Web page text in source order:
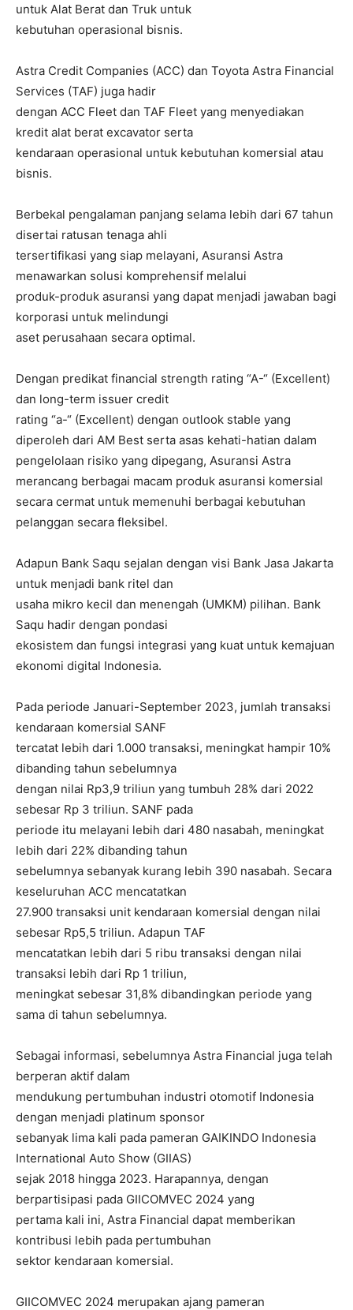
untuk Alat Berat dan Truk untuk
kebutuhan operasional bisnis.
Astra Credit Companies (ACC) dan Toyota Astra Financial
Services (TAF) juga hadir
dengan ACC Fleet dan TAF Fleet yang menyediakan
kredit alat berat excavator serta
kendaraan operasional untuk kebutuhan komersial atau
bisnis.
Berbekal pengalaman panjang selama lebih dari 67 tahun
disertai ratusan tenaga ahli
tersertifikasi yang siap melayani, Asuransi Astra
menawarkan solusi komprehensif melalui
produk-produk asuransi yang dapat menjadi jawaban bagi
korporasi untuk melindungi
aset perusahaan secara optimal.
Dengan predikat financial strength rating “A-“ (Excellent)
dan long-term issuer credit
rating “a-“ (Excellent) dengan outlook stable yang
diperoleh dari AM Best serta asas kehati-hatian dalam
pengelolaan risiko yang dipegang, Asuransi Astra
merancang berbagai macam produk asuransi komersial
secara cermat untuk memenuhi berbagai kebutuhan
pelanggan secara fleksibel.
Adapun Bank Saqu sejalan dengan visi Bank Jasa Jakarta
untuk menjadi bank ritel dan
usaha mikro kecil dan menengah (UMKM) pilihan. Bank
Saqu hadir dengan pondasi
ekosistem dan fungsi integrasi yang kuat untuk kemajuan
ekonomi digital Indonesia.
Pada periode Januari-September 2023, jumlah transaksi
kendaraan komersial SANF
tercatat lebih dari 1.000 transaksi, meningkat hampir 10%
dibanding tahun sebelumnya
dengan nilai Rp3,9 triliun yang tumbuh 28% dari 2022
sebesar Rp 3 triliun. SANF pada
periode itu melayani lebih dari 480 nasabah, meningkat
lebih dari 22% dibanding tahun
sebelumnya sebanyak kurang lebih 390 nasabah. Secara
keseluruhan ACC mencatatkan
27.900 transaksi unit kendaraan komersial dengan nilai
sebesar Rp5,5 triliun. Adapun TAF
mencatatkan lebih dari 5 ribu transaksi dengan nilai
transaksi lebih dari Rp 1 triliun,
meningkat sebesar 31,8% dibandingkan periode yang
sama di tahun sebelumnya.
Sebagai informasi, sebelumnya Astra Financial juga telah
berperan aktif dalam
mendukung pertumbuhan industri otomotif Indonesia
dengan menjadi platinum sponsor
sebanyak lima kali pada pameran GAIKINDO Indonesia
International Auto Show (GIIAS)
sejak 2018 hingga 2023. Harapannya, dengan
berpartisipasi pada GIICOMVEC 2024 yang
pertama kali ini, Astra Financial dapat memberikan
kontribusi lebih pada pertumbuhan
sektor kendaraan komersial.
GIICOMVEC 2024 merupakan ajang pameran